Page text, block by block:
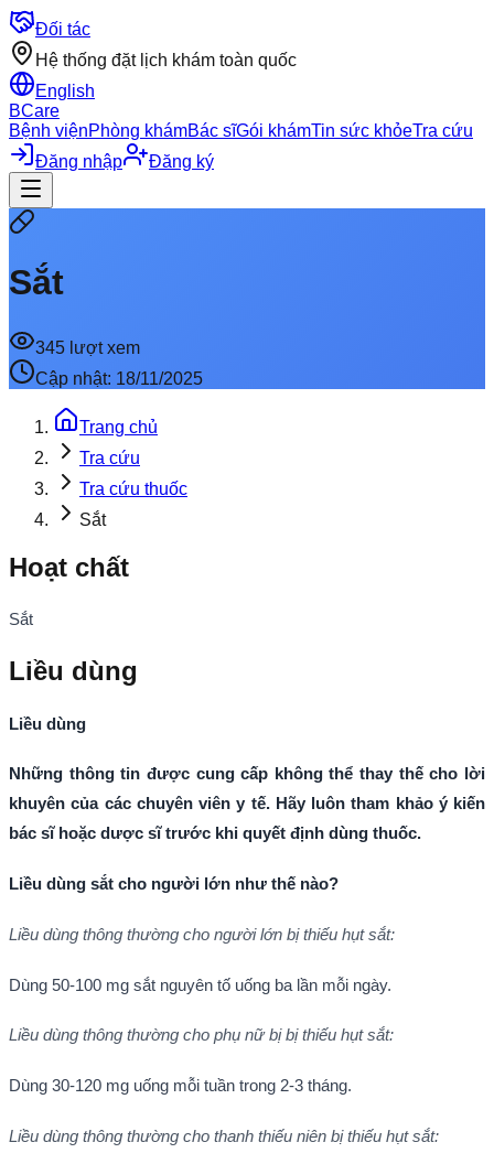
Đối tác
Hệ thống đặt lịch khám toàn quốc
English
BCare
Bệnh việnPhòng khámBác sĩGói khámTin sức khỏeTra cứu
Đăng nhập
Đăng ký
Sắt
345 lượt xem
Cập nhật: 18/11/2025
Trang chủ
Tra cứu
Tra cứu thuốc
Sắt
Hoạt chất
Sắt
Liều dùng
Liều dùng
Những thông tin được cung cấp không thể thay thế cho lời
khuyên của các chuyên viên y tế. Hãy luôn tham khảo ý kiến
bác sĩ hoặc dược sĩ trước khi quyết định dùng thuốc.
Liều dùng sắt cho người lớn như thế nào?
Liều dùng thông thường cho người lớn bịthiếu hụt sắt:
Dùng 50-100 mg sắt nguyên tố uống ba lần mỗi ngày.
Liều dùng thông thường cho phụ nữ bị bị thiếu hụt sắt:
Dùng 30-120 mg uống mỗi tuần trong 2-3 tháng.
Liều dùng thông thường cho thanh thiếu niên bịthiếu hụt sắt: